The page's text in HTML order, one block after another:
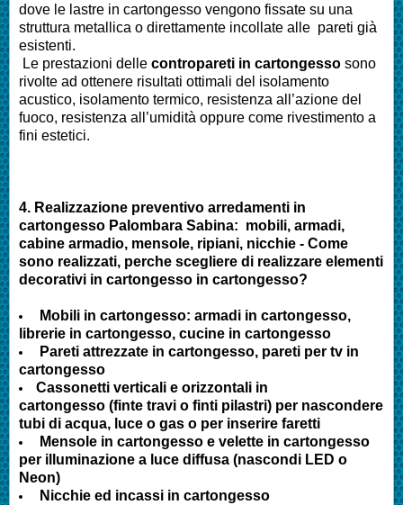
dove le lastre in cartongesso vengono fissate su una
struttura metallica o direttamente incollate alle pareti già
esistenti.
Le prestazioni delle contropareti in cartongesso sono
rivolte ad ottenere risultati ottimali del isolamento
acustico, isolamento termico, resistenza all’azione del
fuoco, resistenza all’umidità oppure come rivestimento a
fini estetici.
4. Realizzazione preventivo arredamenti in
cartongesso Palombara Sabina: mobili, armadi,
cabine armadio, mensole, ripiani, nicchie - Come
sono realizzati, perche scegliere di realizzare elementi
decorativi in cartongesso in cartongesso?
Mobili in cartongesso: armadi in cartongesso,
librerie in cartongesso, cucine in cartongesso
Pareti attrezzate in cartongesso, pareti per tv in
cartongesso
Cassonetti verticali e orizzontali in
cartongesso (finte travi o finti pilastri) per nascondere
tubi di acqua, luce o gas o per inserire faretti
Mensole in cartongesso e velette in cartongesso
per illuminazione a luce diffusa (nascondi LED o
Neon)
Nicchie ed incassi in cartongesso